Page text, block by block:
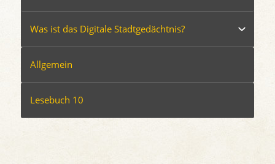
Was ist das Digitale Stadtgedächtnis?
Allgemein
Lesebuch 10